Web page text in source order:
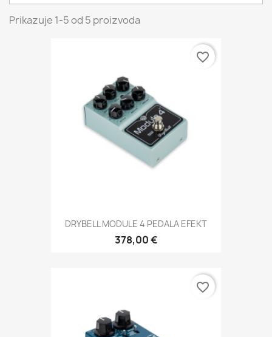
Prikazuje 1-5 od 5 proizvoda
DRYBELL MODULE 4 PEDALA EFEKT
378,00 €
favorite_border
favorite_border